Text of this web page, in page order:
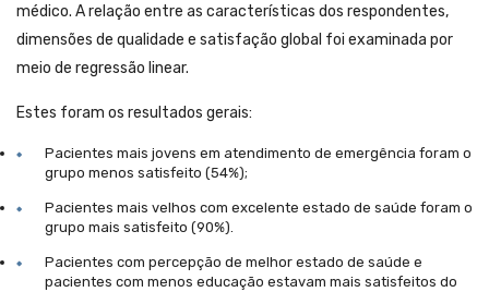
médico. A relação entre as características dos respondentes,
dimensões de qualidade e satisfação global foi examinada por
meio de regressão linear.
Estes foram os resultados gerais:
Pacientes mais jovens em atendimento de emergência foram o
grupo menos satisfeito (54%);
Pacientes mais velhos com excelente estado de saúde foram o
grupo mais satisfeito (90%).
Pacientes com percepção de melhor estado de saúde e
pacientes com menos educação estavam mais satisfeitos do